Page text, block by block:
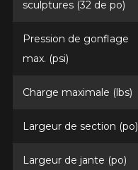
sculptures (32 de po)
Pression de gonflage
max. (psi)
Charge maximale (lbs)
Largeur de section (po)
Largeur de jante (po)
Votre véhicule